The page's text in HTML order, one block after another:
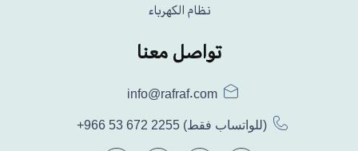
نظام الكهرباء
تواصل معنا
info@rafraf.com
+966 53 672 2255 (للواتساب فقط)